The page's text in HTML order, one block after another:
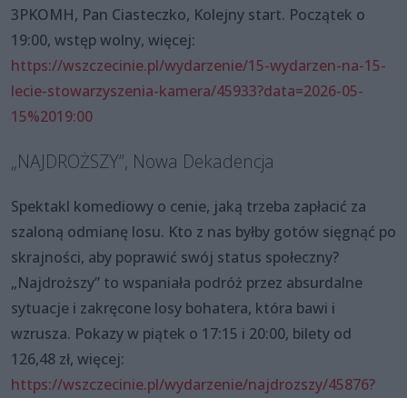
3PKOMH, Pan Ciasteczko, Kolejny start. Początek o
19:00, wstęp wolny, więcej:
https://wszczecinie.pl/wydarzenie/15-wydarzen-na-15-
lecie-stowarzyszenia-kamera/45933?data=2026-05-
15%2019:00
„NAJDROŻSZY”, Nowa Dekadencja
Spektakl komediowy o cenie, jaką trzeba zapłacić za
szaloną odmianę losu. Kto z nas byłby gotów sięgnąć po
skrajności, aby poprawić swój status społeczny?
„Najdroższy” to wspaniała podróż przez absurdalne
sytuacje i zakręcone losy bohatera, która bawi i
wzrusza. Pokazy w piątek o 17:15 i 20:00, bilety od
126,48 zł, więcej:
https://wszczecinie.pl/wydarzenie/najdrozszy/45876?